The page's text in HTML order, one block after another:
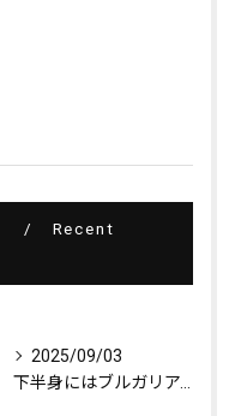
Recent
2025/09/03